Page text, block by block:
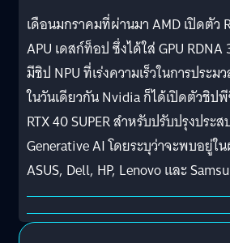
เดือนมกราคมที่ผ่านมา AMD เปิดตัว
APU เดสก์ท็อป ซึ่งได้ใส่ GPU RDNA
มีชิป NPU ที่เร่งความเร็วในการประ
ในวันเดียวกัน Nvidia ก็ได้เปิดตัวชิป
RTX 40 SUPER สำหรับปรับปรุงปร
Generative AI โดยระบุว่าจะพบอยู่
ASUS, Dell, HP, Lenovo และ